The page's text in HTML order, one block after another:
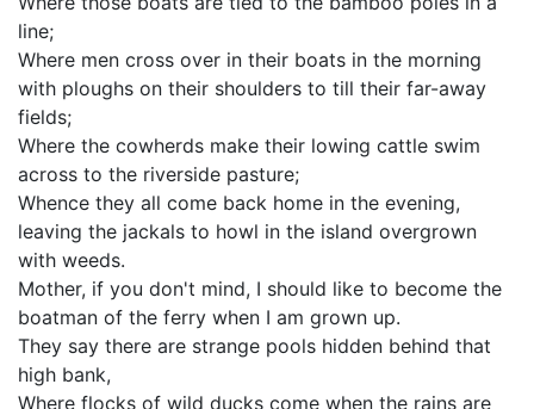
line;
Where men cross over in their boats in the morning
with ploughs on their shoulders to till their far-away
fields;
Where the cowherds make their lowing cattle swim
across to the riverside pasture;
Whence they all come back home in the evening,
leaving the jackals to howl in the island overgrown
with weeds.
Mother, if you don't mind, I should like to become the
boatman of the ferry when I am grown up.
They say there are strange pools hidden behind that
high bank,
Where flocks of wild ducks come when the rains are